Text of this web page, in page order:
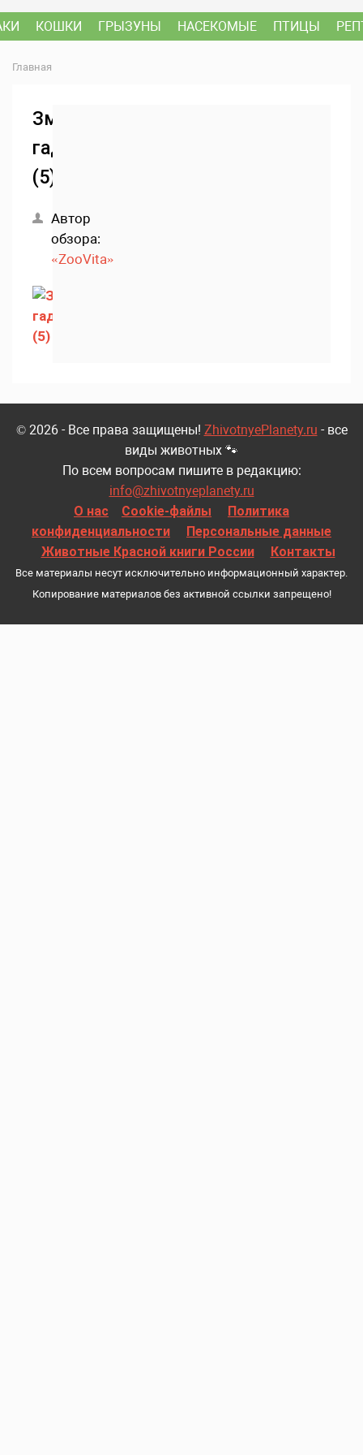
КОШКИ ГРЫЗУНЫ НАСЕКОМЫЕ ПТИЦЫ
Главная
Змея
гадюка
(5)
Автор
обзора:
«ZooVita»
© 2026 - Все права защищены! ZhivotnyePlanety.ru - все
виды животных 🐾
По всем вопросам пишите в редакцию:
info@zhivotnyeplanety.ru
О нас
Cookie-файлы
Политика
конфиденциальности
Персональные данные
Животные Красной книги России
Контакты
Все материалы несут исключительно информационный характер.
Копирование материалов без активной ссылки запрещено!